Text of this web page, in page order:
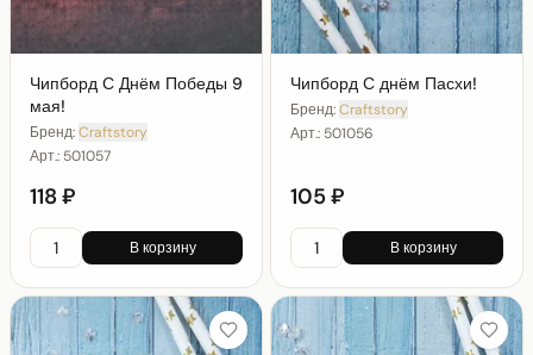
Чипборд С Днём Победы 9
мая!
Бренд:Craftstory
Арт.: 501057
118 ₽
В корзину
Чипборд С днём Пасхи!
Бренд:Craftstory
Арт.: 501056
105 ₽
В корзину